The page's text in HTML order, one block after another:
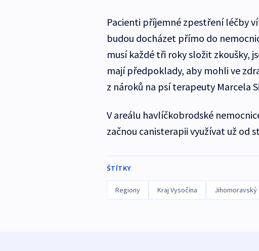
Pacienti příjemné zpestření léčby
budou docházet přímo do
musí každé tři roky složit zkoušky,
mají předpoklady, aby mohli ve
z nároků na psí terapeuty Marcela
V areálu havlíčkobrodské
začnou canisterapii využívat už od
ŠTÍTKY
Regiony Kraj Vysočina Jihomoravský